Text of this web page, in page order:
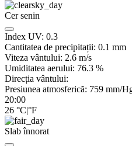
Cer senin
Index UV: 0.3
Cantitatea de precipitații: 0.1 mm
Viteza vântului: 2.6 m/s
Umiditatea aerului: 76.3 %
Direcția vântului:
Presiunea atmosferică: 759 mm/
20:00
26 °C|°F
Slab înnorat